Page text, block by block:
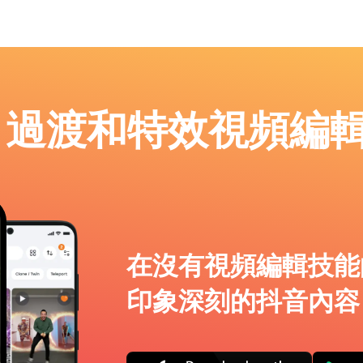
渡和特效視頻編
在沒有視頻編輯技
印象深刻的抖音內